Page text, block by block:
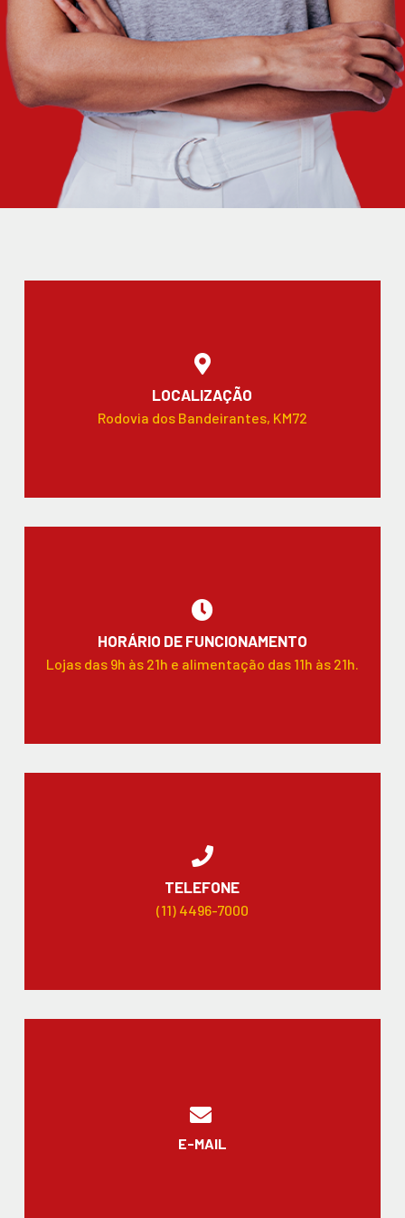
LOCALIZAÇÃO
Rodovia dos Bandeirantes, KM72
HORÁRIO DE FUNCIONAMENTO
Lojas das 9h às 21h e alimentação das 11h às 21h.
TELEFONE
(11) 4496-7000
E-MAIL